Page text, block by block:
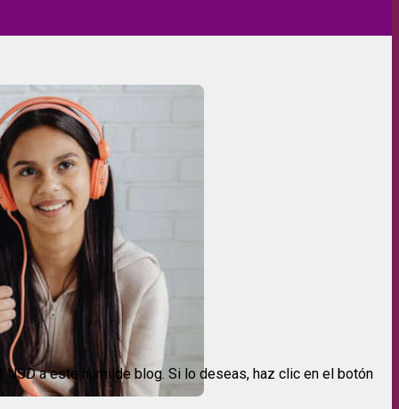
USD a este humilde blog. Si lo deseas, haz clic en el botón